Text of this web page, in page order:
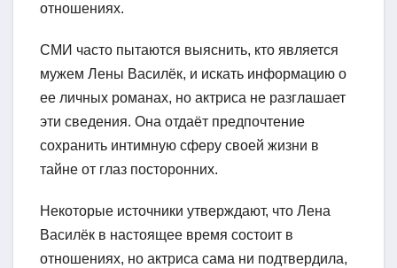
отношениях.
СМИ часто пытаются выяснить, кто является
мужем Лены Василёк, и искать информацию о
ее личных романах, но актриса не разглашает
эти сведения. Она отдаёт предпочтение
сохранить интимную сферу своей жизни в
тайне от глаз посторонних.
Некоторые источники утверждают, что Лена
Василёк в настоящее время состоит в
отношениях, но актриса сама ни подтвердила,